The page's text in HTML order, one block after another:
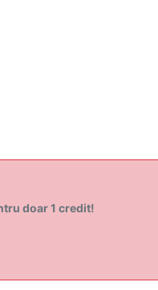
doar 1 credit!